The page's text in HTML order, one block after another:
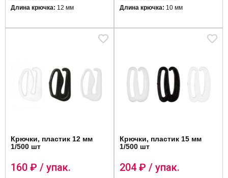
Длина крючка: 12 мм
Длина крючка: 10 мм
Крючки, пластик 12 мм
1/500 шт
160 ₽ / упак.
Крючки, пластик 15 мм
1/500 шт
204 ₽ / упак.